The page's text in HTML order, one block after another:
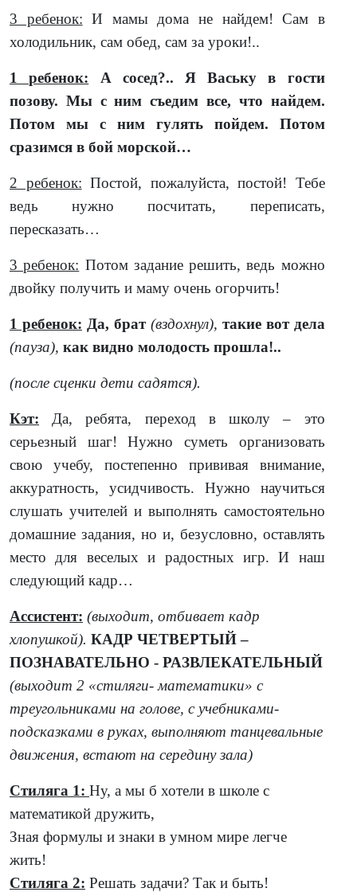
3 ребенок: И мамы дома не найдем! Сам в
холодильник, сам обед, сам за уроки!..
1 ребенок:
А сосед?.. Я Ваську в гости
позову. Мы с ним съедим все, что найдем.
Потом мы с ним гулять пойдем. Потом
сразимся в бой морской…
2 ребенок: Постой, пожалуйста, постой! Тебе
ведь нужно посчитать, переписать,
пересказать…
3 ребенок: Потом задание решить, ведь можно
двойку получить и маму очень огорчить!
1 ребенок: Да, брат (вздохнул), такие вот дела
(пауза), как видно молодость прошла!..
(после сценки дети садятся).
Кэт: Да, ребята, переход в школу – это
серьезный шаг! Нужно суметь организовать
свою учебу, постепенно прививая внимание,
аккуратность, усидчивость. Нужно научиться
слушать учителей и выполнять самостоятельно
домашние задания, но и, безусловно, оставлять
место для веселых и радостных игр. И наш
следующий кадр…
Ассистент: (выходит, отбивает кадр
хлопушкой). КАДР ЧЕТВЕРТЫЙ –
ПОЗНАВАТЕЛЬНО - РАЗВЛЕКАТЕЛЬНЫЙ
(выходит 2 «стиляги- математики» с
треугольниками на голове, с учебниками-
подсказками в руках, выполняют танцевальные
движения, встают на середину зала)
Стиляга 1: Ну, а мы б хотели в школе с
математикой дружить,
Зная формулы и знаки в умном мире легче
жить!
Стиляга 2: Решать задачи? Так и быть!